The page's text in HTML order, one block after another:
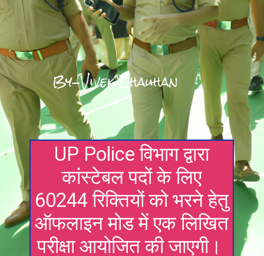
UP Police विभाग द्वारा
कांस्टेबल पदों के लिए
60244 रिक्तियों को भरने हेतु
ऑफलाइन मोड में एक लिखित
परीक्षा आयोजित की जाएगी।
By-Vivek Chauhan